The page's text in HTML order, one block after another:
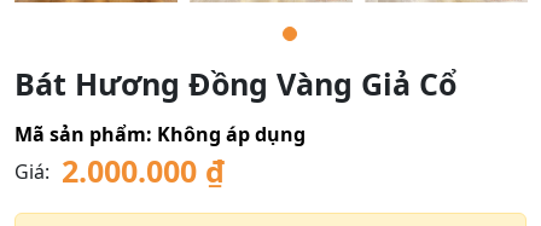
Bát Hương Đồng Vàng Giả Cổ
Mã sản phẩm: Không áp dụng
Giá: 2.000.000 ₫